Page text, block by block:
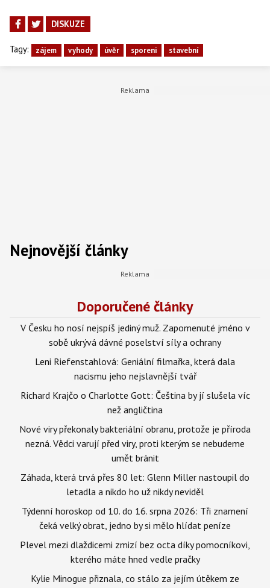
DISKUZE
Tagy: zájem vyhody úvěr sporeni stavební
Nejnovější články
Doporučené články
V Česku ho nosí nejspíš jediný muž. Zapomenuté jméno v
sobě ukrývá dávné poselství síly a ochrany
Leni Riefenstahlová: Geniální filmařka, která dala
nacismu jeho nejslavnější tvář
Richard Krajčo o Charlotte Gott: Čeština by jí slušela víc
než angličtina
Nové viry překonaly bakteriální obranu, protože je příroda
nezná. Vědci varují před viry, proti kterým se nebudeme
umět bránit
Záhada, která trvá přes 80 let: Glenn Miller nastoupil do
letadla a nikdo ho už nikdy neviděl
Týdenní horoskop od 10. do 16. srpna 2026: Tři znamení
čeká velký obrat, jedno by si mělo hlídat peníze
Plevel mezi dlaždicemi zmizí bez octa díky pomocníkovi,
kterého máte hned vedle pračky
Kylie Minogue přiznala, co stálo za jejím útěkem ze